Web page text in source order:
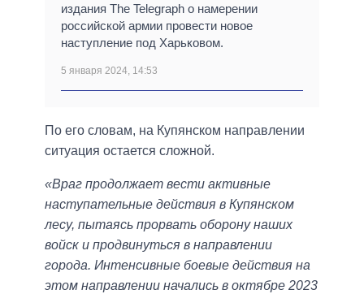
издания The Telegraph о намерении
российской армии провести новое
наступление под Харьковом.
5 января 2024, 14:53
По его словам, на Купянском направлении
ситуация остается сложной.
«Враг продолжает вести активные
наступательные действия в Купянском
лесу, пытаясь прорвать оборону наших
войск и продвинуться в направлении
города. Интенсивные боевые действия на
этом направлении начались в октябре 2023